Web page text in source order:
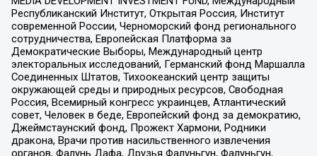
Республиканский Институт, Открытая Россия, Институт
современной России, Черноморский фонд регионального
сотрудничества, Европейская Платформа за
Демократические Выборы, Международный центр
электоральных исследований, Германский фонд Маршалла
Соединенных Штатов, Тихоокеанский центр защиты
окружающей среды и природных ресурсов, Свободная
Россия, Всемирный конгресс украинцев, Атлантический
совет, Человек в беде, Европейский фонд за демократию,
Джеймстаунский фонд, Прожект Хармони, Родники
дракона, Врачи против насильственного извлечения
органов, Фалунь Дафа, Друзья Фалуньгун, Фалуньгун,